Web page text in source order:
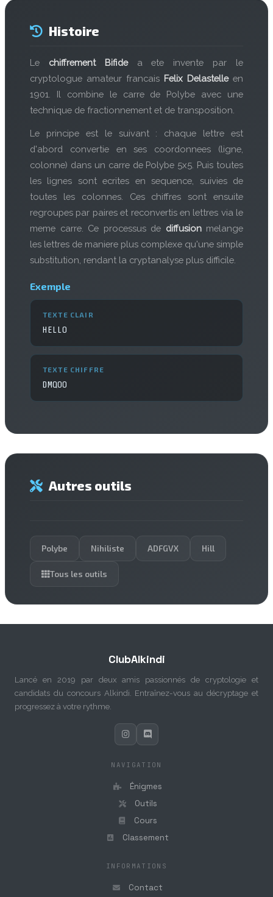
Histoire
Le chiffrement Bifidea ete invente par le
cryptologue amateur francais Felix Delastelleen
1901. Il combine le carre de Polybe avec une
technique de fractionnement et de transposition.
Le principe est le suivant : chaque lettre est
d'abord convertie en ses coordonnees (ligne,
colonne) dans un carre de Polybe 5x5. Puis toutes
les lignes sont ecrites en sequence, suivies de
toutes les colonnes. Ces chiffres sont ensuite
regroupes par paires et reconvertis en lettres via le
meme carre. Ce processus de diffusionmelange
les lettres de maniere plus complexe qu'une simple
substitution, rendant la cryptanalyse plus difficile.
Exemple
TEXTE CLAIR
HELLO
TEXTE CHIFFRE
DMQOO
Autres outils
Polybe Nihiliste ADFGVX Hill
Tous les outils
ClubAlkindi
Lancé en 2019 par deux amis passionnés de cryptologie et
candidats du concours Alkindi. Entraînez-vous au décryptage et
progressez à votre rythme.
NAVIGATION
Énigmes
Outils
Cours
Classement
INFORMATIONS
Contact